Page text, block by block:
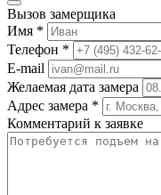
Вызов замерщика
Имя *
Телефон *
E-mail
Желаемая дата замера
Адрес замера *
Комментарий к заявке